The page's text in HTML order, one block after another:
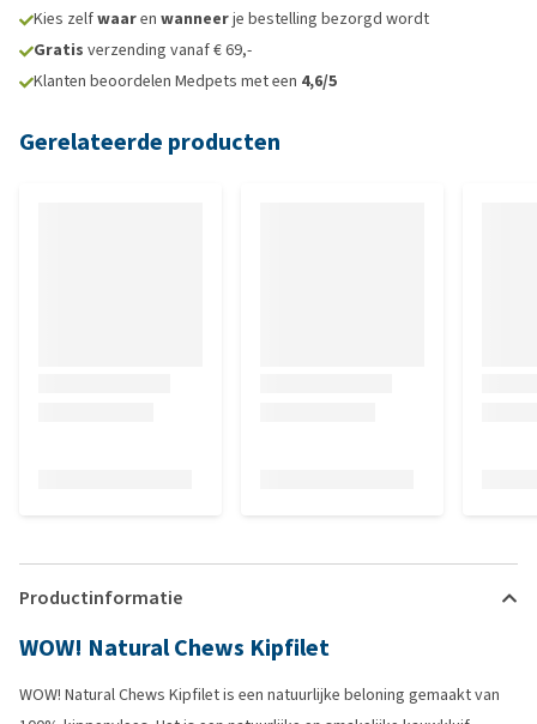
Kies zelfwaaren wanneerje bestelling bezorgd wordt
Gratis verzending vanaf € 69,-
Klanten beoordelen Medpets met een 4,6/5
Gerelateerde producten
Productinformatie
WOW! Natural Chews Kipfilet
WOW! Natural Chews Kipfilet is een natuurlijke beloning gemaakt van